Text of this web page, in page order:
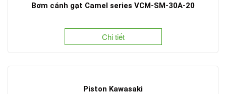
Bơm cánh gạt Camel series VCM-SM-30A-20
Chi tiết
Piston Kawasaki